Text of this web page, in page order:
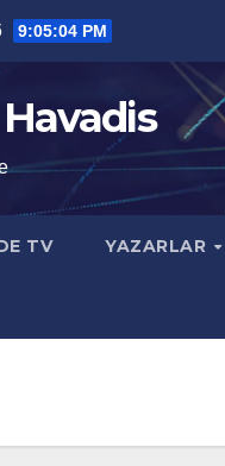
9:05:04 PM
TV YAZARLAR